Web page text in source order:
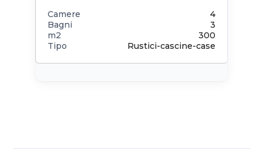
Camere
4
Bagni
3
m2
300
Tipo
Rustici-cascine-case